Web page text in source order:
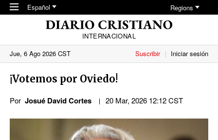
Skip to main content
Español Regions
INTERNACIONAL
Jue, 6 Ago 2026 CST
Suscribir Iniciar sesión
¡Votemos por Oviedo!
Por Josué David Cortes 20 Mar, 2026 12:12 CST